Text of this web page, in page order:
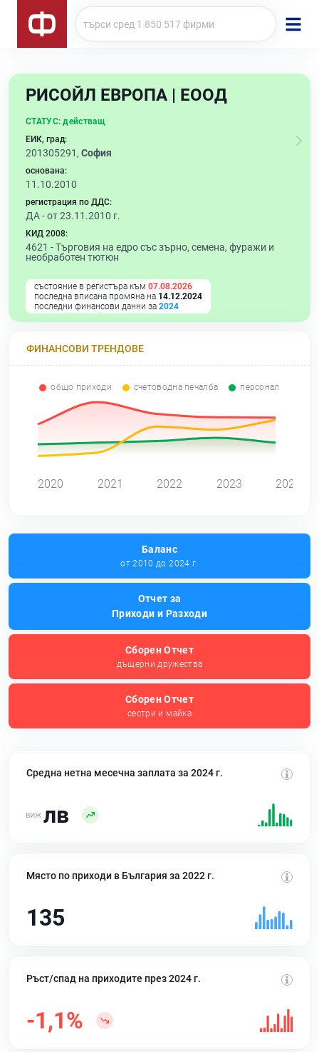
РИСОЙЛ ЕВРОПА | ЕООД
СТАТУС: действащ
ЕИК, град:
201305291, София
основана:
11.10.2010
регистрация по ДДС:
ДА - от 23.11.2010 г.
КИД 2008:
4621 -Търговия на едро със зърно, семена, фуражи и
необработен тютюн
състояние в регистъра към 07.08.2026
последна вписана промяна на 14.12.2024
последни финансови данни за 2024
ФИНАНСОВИ ТРЕНДОВЕ
общо приходи счетоводна печалба персонал
2020 2021 2022 2023 2024
Баланс
от 2010 до 2024 г.
Отчет за
Приходи и Разходи
Сборен Отчет
дъщерни дружества
Сборен Отчет
сестри и майка
Средна нетна месечна заплата за 2024 г.
лв
Място по приходи в България за 2022 г.
135
Ръст/спад на приходите през 2024 г.
-1,1%